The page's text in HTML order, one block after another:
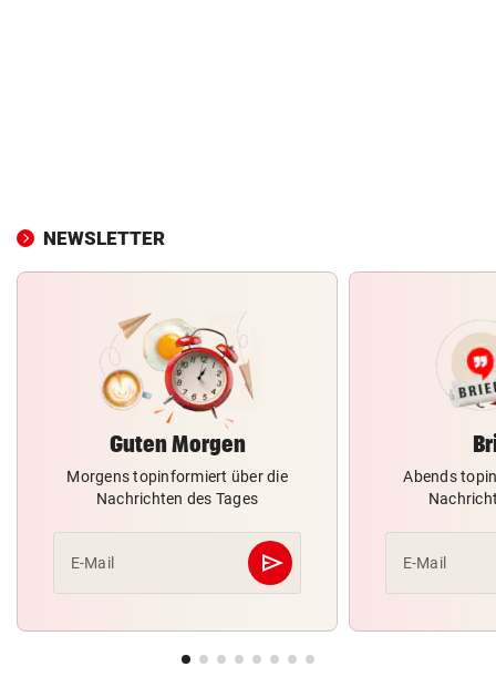
NEWSLETTER
Guten Morgen
Morgens topinformiert über die
Nachrichten des Tages
E-Mail send
Abschicken
Abends
E-Mail